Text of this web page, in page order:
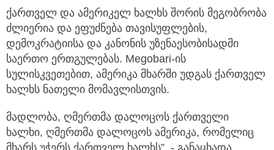
ქართველ და ამერიკელ ხალხს შორის მეგობრობა
ძლიერია და ეფუძნება თავისუფლების,
დემოკრატიისა და კანონის უზენაესობისადმი
საერთო ერთგულებას. Megobari-ის
სულისკვეთებით, ამერიკა მხარში უდგას ქართველ
ხალხს ნათელი მომავლისთვის.
მადლობა, ღმერთმა დალოცოს ქართველი
ხალხი, ღმერთმა დალოცოს ამერიკა, რომელიც